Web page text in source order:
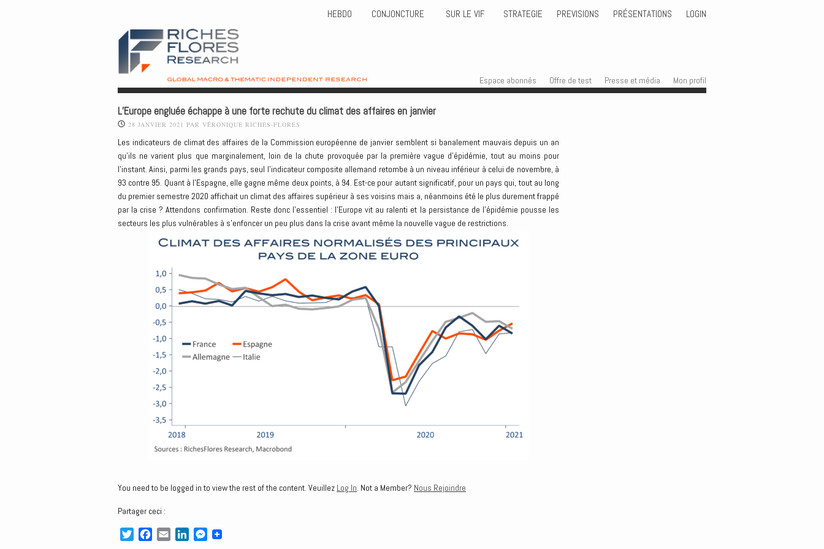
HEBDO CONJONCTURE SUR LE VIF STRATEGIE PREVISIONS PRÉSENTATIONS LOGIN
Menu
Skip to content
Espace abonnés Offre de test Presse et média Mon profil
L’Europe engluée échappe à une forte rechute du climat des affaires en janvier
28 JANVIER 2021 PAR VÉRONIQUE RICHES-FLORES
Les indicateurs de climat des affaires de la Commission européenne de janvier semblent si banalement mauvais depuis un an
qu’ils ne varient plus que marginalement, loin de la chute provoquée par la première vague d’épidémie, tout au moins pour
l’instant. Ainsi, parmi les grands pays, seul l’indicateur composite allemand retombe à un niveau inférieur à celui de novembre, à
93 contre 95. Quant à l’Espagne, elle gagne même deux points, à 94. Est-ce pour autant significatif, pour un pays qui, tout au long
du premier semestre 2020 affichait un climat des affaires supérieur à ses voisins mais a, néanmoins été le plus durement frappé
par la crise ? Attendons confirmation. Reste donc l’essentiel : l’Europe vit au ralenti et la persistance de l’épidémie pousse les
secteurs les plus vulnérables à s’enfoncer un peu plus dans la crise avant même la nouvelle vague de restrictions.
You need to be logged in to view the rest of the content. Veuillez Log In . Not a Member? Nous Rejoindre
Partager ceci :
M